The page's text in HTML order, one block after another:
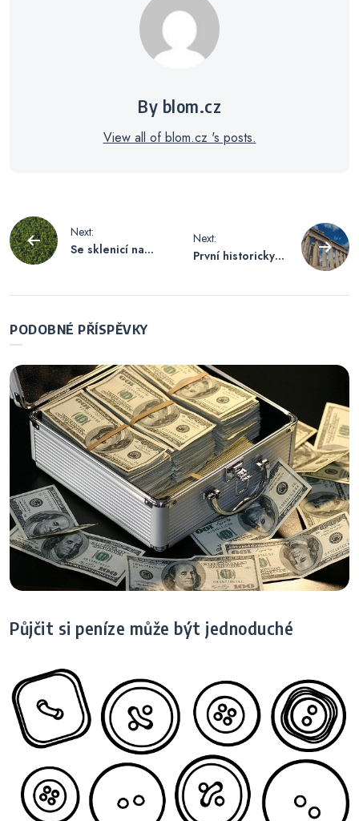
By blom.cz
View all of blom.cz 's posts.
Navigace
pro
příspěvek
Next:
Se sklenicí na
Next:
První historicky
matematička
PODOBNÉ PŘÍSPĚVKY
Půjčit si peníze může být jednoduché